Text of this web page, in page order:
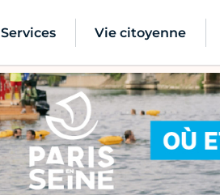
Services Vie citoyenne